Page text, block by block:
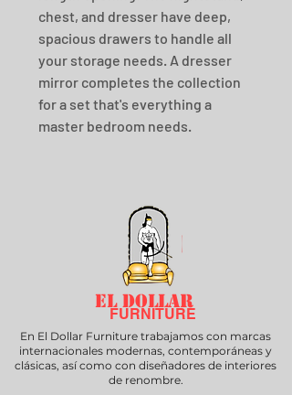
chest, and dresser have deep,
spacious drawers to handle all
your storage needs. A dresser
mirror completes the collection
for a set that's everything a
master bedroom needs.
EL DOLLAR
FURNITURE
En El Dollar Furniture trabajamos con marcas
internacionales modernas, contemporáneas y
clásicas, así como con diseñadores de interiores
de renombre.